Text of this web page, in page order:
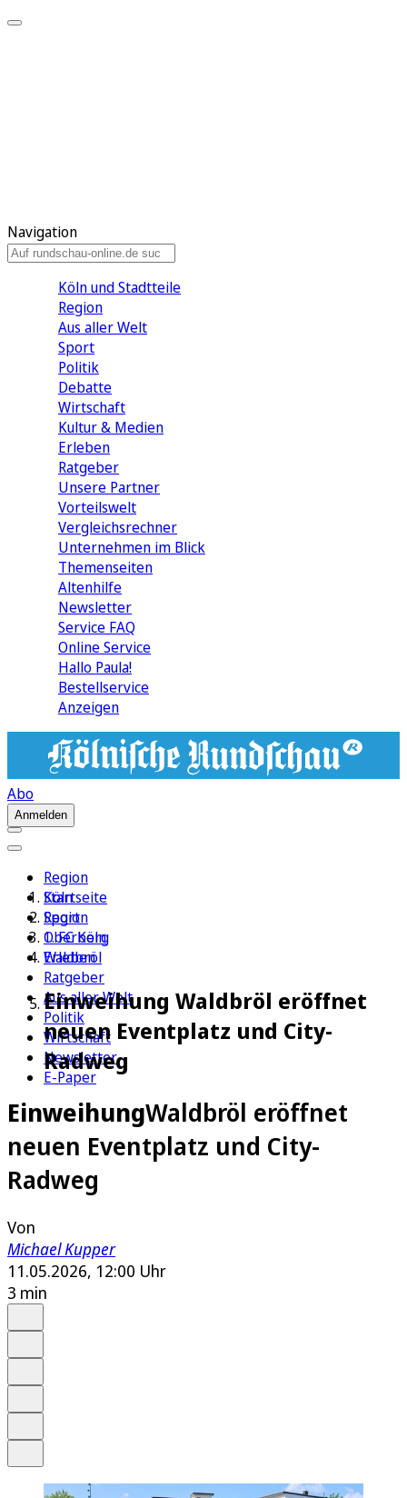
Navigation
Köln und Stadtteile
Region
Aus aller Welt
Sport
Politik
Debatte
Wirtschaft
Kultur & Medien
Erleben
Ratgeber
Unsere Partner
Vorteilswelt
Vergleichsrechner
Unternehmen im Blick
Themenseiten
Altenhilfe
Newsletter
Service FAQ
Online Service
Hallo Paula!
Bestellservice
Anzeigen
Abo
Anmelden
Region
Köln
Sport
1. FC Köln
Erleben
Ratgeber
Aus aller Welt
Politik
Wirtschaft
Newsletter
E-Paper
Startseite
Region
Oberberg
Waldbröl
Einweihung Waldbröl eröffnet
neuen Eventplatz und City-
Radweg
EinweihungWaldbröl eröffnet
neuen Eventplatz und City-
Radweg
Von
Michael Kupper
11.05.2026, 12:00 Uhr
3 min